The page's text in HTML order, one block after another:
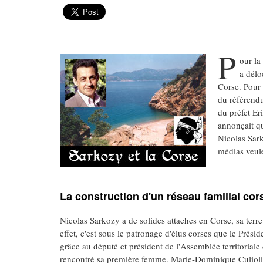
P our la
a
Corse.
du
du préfet
annonçait
Nicolas
médias
La construction d'un réseau familial
Nicolas Sarkozy a de solides attaches en Corse, sa
effet, c'est sous le patronage d'élus corses que le
grâce au député et président de l'Assemblée
rencontré sa première femme. Marie-Dominique